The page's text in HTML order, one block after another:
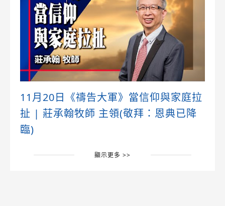
11月20日《禱告大軍》當信仰與家庭拉
扯 | 莊承翰牧師 主領(敬拜：恩典已降
臨)
顯示更多 >>